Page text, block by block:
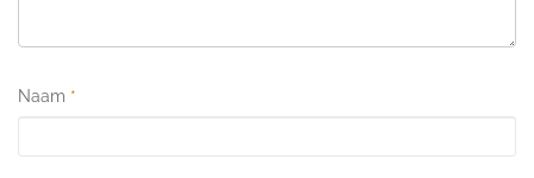
Naam *